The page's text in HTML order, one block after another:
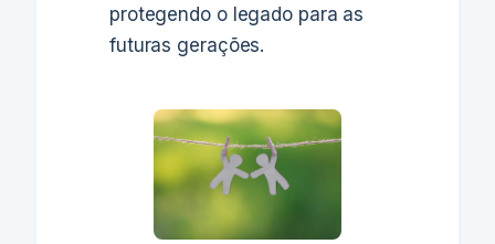
protegendo o legado para as
futuras gerações.